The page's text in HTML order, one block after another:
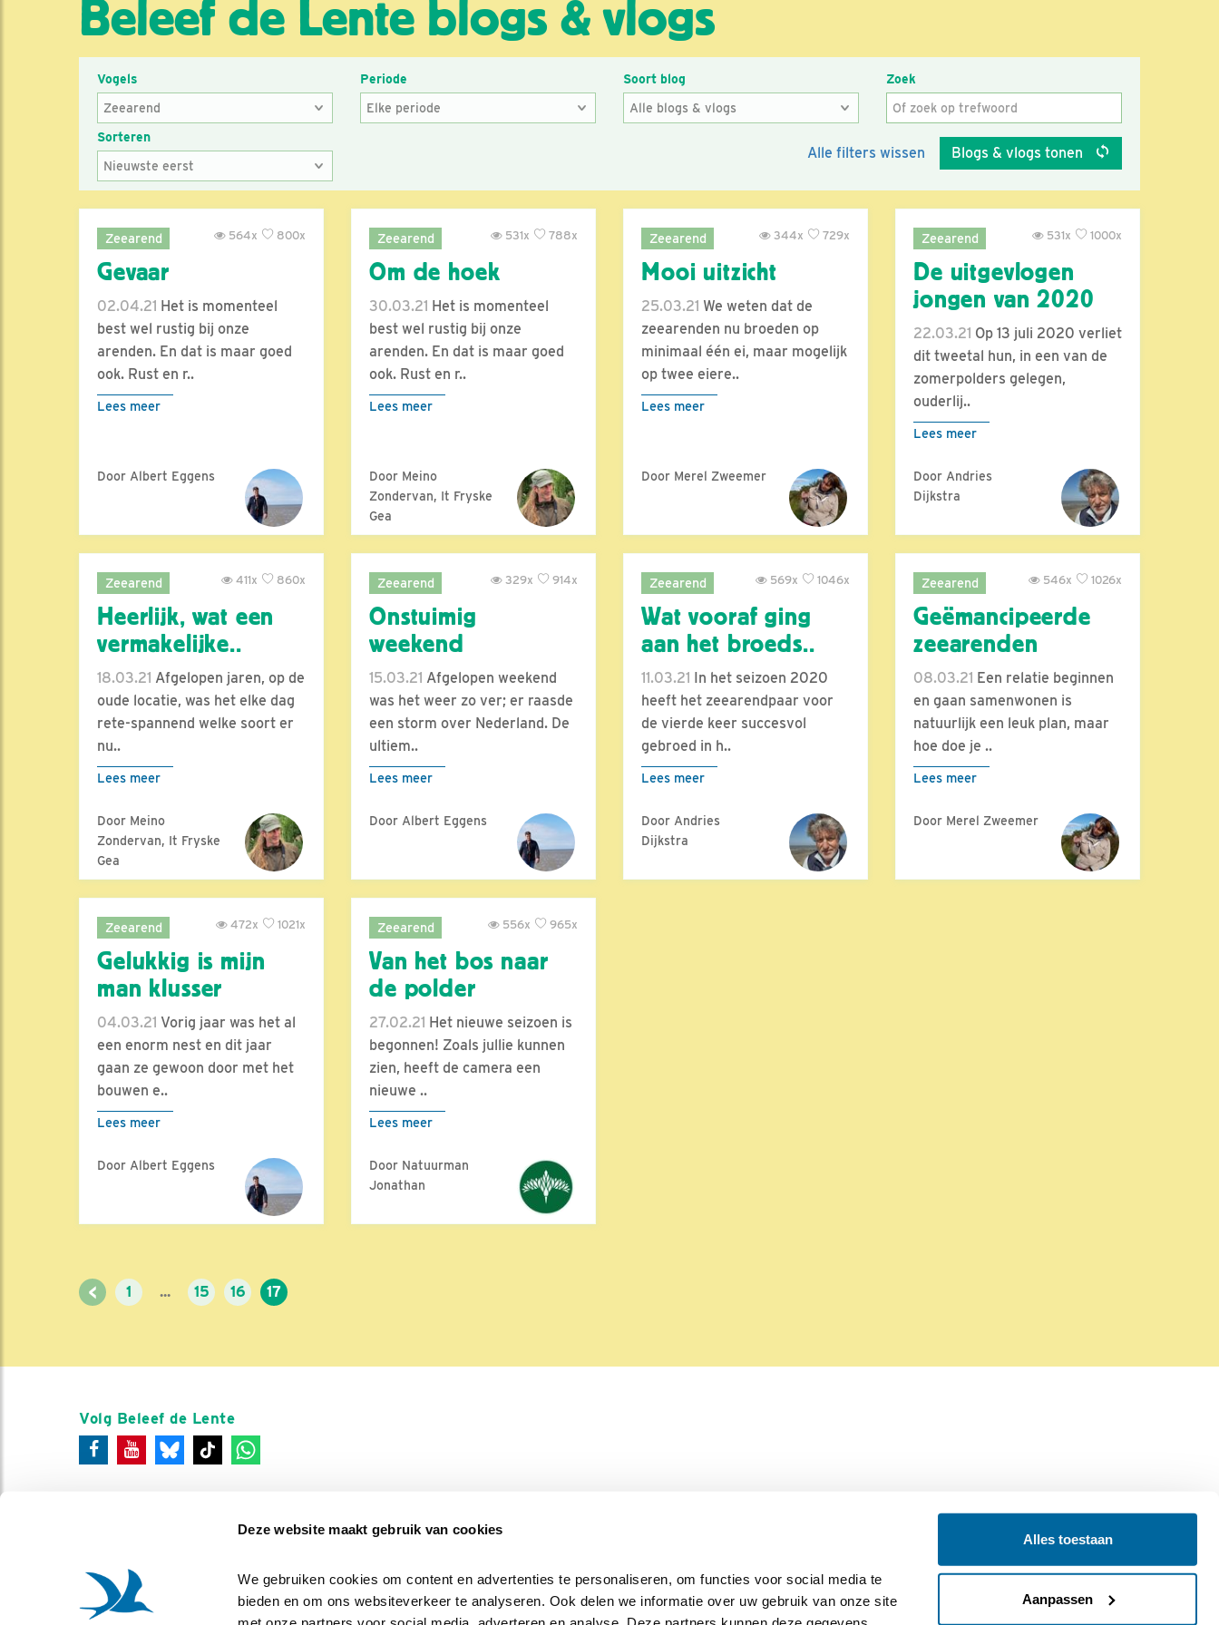
Deze website maakt gebruik van cookies
We gebruiken cookies om content en advertenties te personaliseren, om functies voor social media te
bieden en om ons websiteverkeer te analyseren. Ook delen we informatie over uw gebruik van onze site
Alles toestaan
Aanpassen
Beleef de Lente blogs & vlogs
Vogels Periode Soort blog Zoek
Sorteren
Alle filters wissen Blogs & vlogs tonen
Zeearend 800x
564x
Gevaar
02.04.21 Het is momenteel
best wel rustig bij onze
arenden. En dat is maar goed
ook. Rust en r..
Lees meer
Door Albert Eggens
Zeearend 788x
531x
Om de hoek
30.03.21 Het is momenteel
best wel rustig bij onze
arenden. En dat is maar goed
ook. Rust en r..
Lees meer
Door Meino
Zondervan, It Fryske
Gea
Zeearend 729x
344x
Mooi uitzicht
25.03.21 We weten dat de
zeearenden nu broeden op
minimaal één ei, maar mogelijk
op twee eiere..
Lees meer
Door Merel Zweemer
Zeearend 1000x
531x
De uitgevlogen
jongen van 2020
22.03.21 Op 13 juli 2020 verliet
dit tweetal hun, in een van de
zomerpolders gelegen,
ouderlij..
Lees meer
Door Andries
Dijkstra
Zeearend 860x
411x
Heerlijk, wat een
vermakelijke..
18.03.21 Afgelopen jaren, op de
oude locatie, was het elke dag
rete-spannend welke soort er
nu..
Lees meer
Door Meino
Zondervan, It Fryske
Gea
Zeearend 914x
329x
Onstuimig
weekend
15.03.21 Afgelopen weekend
was het weer zo ver; er raasde
een storm over Nederland. De
ultiem..
Lees meer
Door Albert Eggens
Zeearend 1046x
569x
Wat vooraf ging
aan het broeds..
11.03.21 In het seizoen 2020
heeft het zeearendpaar voor
de vierde keer succesvol
gebroed in h..
Lees meer
Door Andries
Dijkstra
Zeearend 1026x
546x
Geëmancipeerde
zeearenden
08.03.21 Een relatie beginnen
en gaan samenwonen is
natuurlijk een leuk plan, maar
hoe doe je ..
Lees meer
Door Merel Zweemer
Zeearend 1021x
472x
Gelukkig is mijn
man klusser
04.03.21 Vorig jaar was het al
een enorm nest en dit jaar
gaan ze gewoon door met het
bouwen e..
Lees meer
Door Albert Eggens
Zeearend 965x
556x
Van het bos naar
de polder
27.02.21 Het nieuwe seizoen is
begonnen! Zoals jullie kunnen
zien, heeft de camera een
nieuwe ..
Lees meer
Door Natuurman
Jonathan
< 1 ... 15 16 17
Volg Beleef de Lente
Colofon